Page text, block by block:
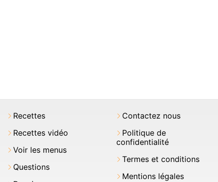
Recettes
Recettes vidéo
Voir les menus
Questions
Contactez nous
Politique de
confidentialité
Termes et conditions
Mentions légales